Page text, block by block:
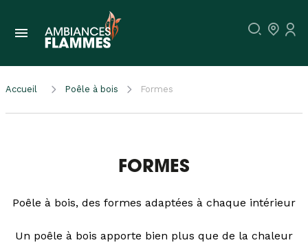
Accueil Poêle à bois Formes
FORMES
Poêle à bois, des formes adaptées à chaque intérieur
Un poêle à bois apporte bien plus que de la chaleur